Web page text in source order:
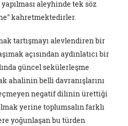
aleyhinde tek söz
kahretmektedirler.
tartışmayı alevlendiren bir
açısından aydınlatıcı bir
güncel sekülerleşme
ahalinin belli davranışlarını
negatif dilinin ürettiği
yerine toplumsalın farklı
yoğunlaşan bu türden